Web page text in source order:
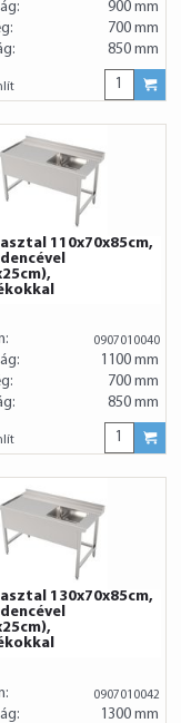
900 mm
700 mm
850 mm
110x70x85cm,
0907010040
1100 mm
700 mm
850 mm
130x70x85cm,
0907010042
1300 mm